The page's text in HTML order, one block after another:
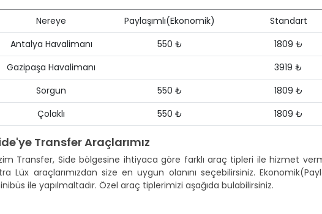
Nereye Paylaşımlı(Ekonomik) Standart
Antalya Havalimanı
550 ₺ 1809 ₺
Gazipaşa Havalimanı
3919 ₺
Sorgun
550 ₺ 1809 ₺
Çolaklı
550 ₺ 1809 ₺
Transfer Araçlarımız
Transfer, Side bölgesine ihtiyaca göre farklı araç tipleri ile hizmet
Lüx araçlarımızdan size en uygun olanını seçebilirsiniz.
ile yapılmaltadır. Özel araç tiplerimizi aşağıda bulabilirsiniz.